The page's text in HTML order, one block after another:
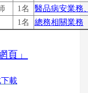
1名
醫品病安業務
1名 總務相關業務
頁」
載